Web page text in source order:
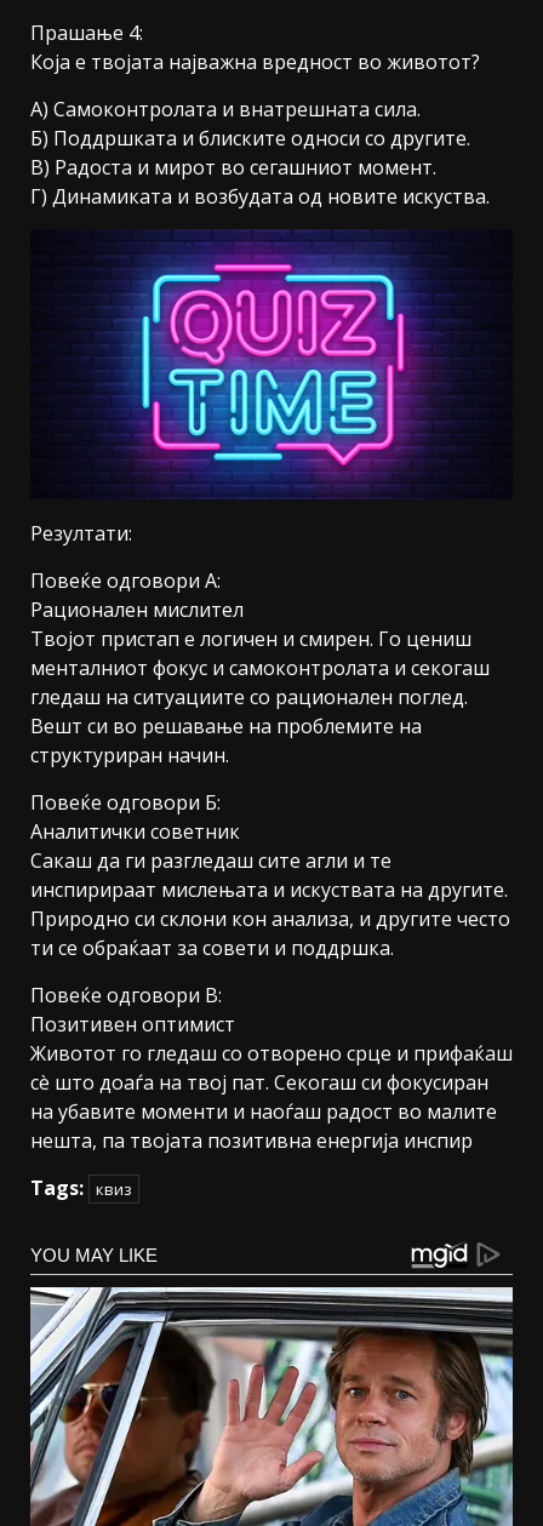
Прашање 4:
Која е твојата најважна вредност во животот?
А) Самоконтролата и внатрешната сила.
Б) Поддршката и блиските односи со другите.
В) Радоста и мирот во сегашниот момент.
Г) Динамиката и возбудата од новите искуства.
Резултати:
Повеќе одговори А:
Рационален мислител
Твојот пристап е логичен и смирен. Го цениш
менталниот фокус и самоконтролата и секогаш
гледаш на ситуациите со рационален поглед.
Вешт си во решавање на проблемите на
структуриран начин.
Повеќе одговори Б:
Аналитички советник
Сакаш да ги разгледаш сите агли и те
инспирираат мислењата и искуствата на другите.
Природно си склони кон анализа, и другите често
ти се обраќаат за совети и поддршка.
Повеќе одговори В:
Позитивен оптимист
Животот го гледаш со отворено срце и прифаќаш
сè што доаѓа на твој пат. Секогаш си фокусиран
на убавите моменти и наоѓаш радост во малите
нешта, па твојата позитивна енергија инспир
Tags: квиз